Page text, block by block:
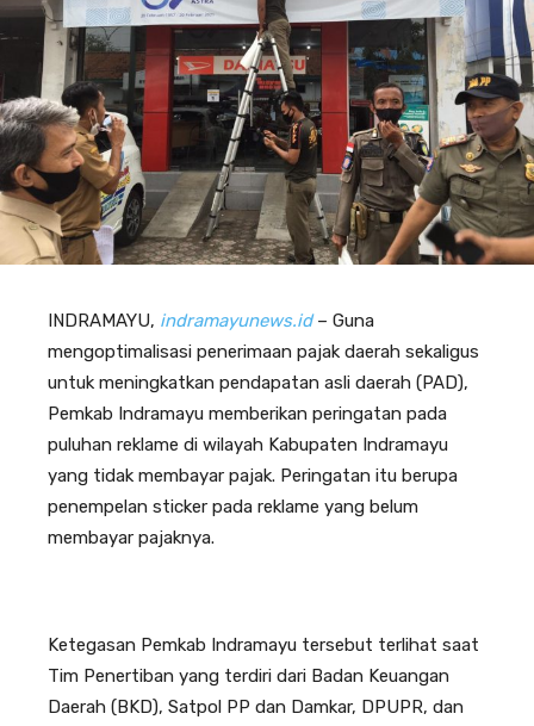
INDRAMAYU, indramayunews.id– Guna
mengoptimalisasi penerimaan pajak daerah sekaligus
untuk meningkatkan pendapatan asli daerah (PAD),
Pemkab Indramayu memberikan peringatan pada
puluhan reklame di wilayah Kabupaten Indramayu
yang tidak membayar pajak. Peringatan itu berupa
penempelan sticker pada reklame yang belum
membayar pajaknya.
Ketegasan Pemkab Indramayu tersebut terlihat saat
Tim Penertiban yang terdiri dari Badan Keuangan
Daerah (BKD), Satpol PP dan Damkar, DPUPR, dan